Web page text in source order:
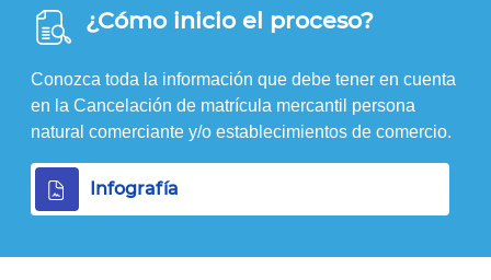
¿Cómo inicio el proceso?
Conozca toda la información que debe tener en cuenta
en la Cancelación de matrícula mercantil persona
natural comerciante y/o establecimientos de comercio.
Infografía